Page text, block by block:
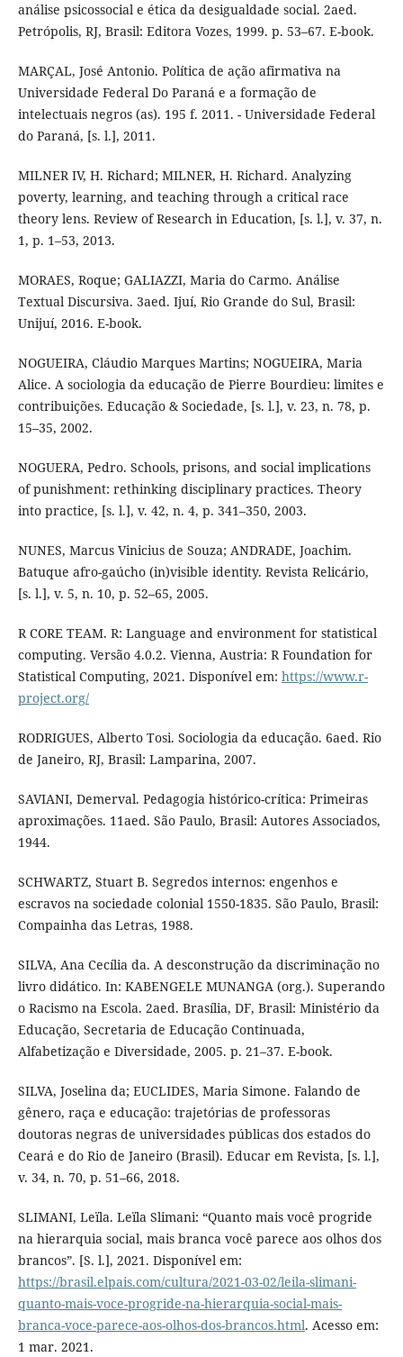
análise psicossocial e ética da desigualdade social. 2aed.
Petrópolis, RJ, Brasil: Editora Vozes, 1999. p. 53–67. E-book.
MARÇAL, José Antonio. Política de ação afirmativa na
Universidade Federal Do Paraná e a formação de
intelectuais negros (as). 195 f. 2011. - Universidade Federal
do Paraná, [s. l.], 2011.
MILNER IV, H. Richard; MILNER, H. Richard. Analyzing
poverty, learning, and teaching through a critical race
theory lens. Review of Research in Education, [s. l.], v. 37, n.
1, p. 1–53, 2013.
MORAES, Roque; GALIAZZI, Maria do Carmo. Análise
Textual Discursiva. 3aed. Ijuí, Rio Grande do Sul, Brasil:
Unijuí, 2016. E-book.
NOGUEIRA, Cláudio Marques Martins; NOGUEIRA, Maria
Alice. A sociologia da educação de Pierre Bourdieu: limites e
contribuições. Educação & Sociedade, [s. l.], v. 23, n. 78, p.
15–35, 2002.
NOGUERA, Pedro. Schools, prisons, and social implications
of punishment: rethinking disciplinary practices. Theory
into practice, [s. l.], v. 42, n. 4, p. 341–350, 2003.
NUNES, Marcus Vinicius de Souza; ANDRADE, Joachim.
Batuque afro-gaúcho (in)visible identity. Revista Relicário,
[s. l.], v. 5, n. 10, p. 52–65, 2005.
R CORE TEAM. R: Language and environment for statistical
computing. Versão 4.0.2. Vienna, Austria: R Foundation for
Statistical Computing, 2021. Disponível em: https://www.r-
project.org/
RODRIGUES, Alberto Tosi. Sociologia da educação. 6aed. Rio
de Janeiro, RJ, Brasil: Lamparina, 2007.
SAVIANI, Demerval. Pedagogia histórico-crítica: Primeiras
aproximações. 11aed. São Paulo, Brasil: Autores Associados,
1944.
SCHWARTZ, Stuart B. Segredos internos: engenhos e
escravos na sociedade colonial 1550-1835. São Paulo, Brasil:
Compainha das Letras, 1988.
SILVA, Ana Cecília da. A desconstrução da discriminação no
livro didático. In: KABENGELE MUNANGA (org.). Superando
o Racismo na Escola. 2aed. Brasília, DF, Brasil: Ministério da
Educação, Secretaria de Educação Continuada,
Alfabetização e Diversidade, 2005. p. 21–37. E-book.
SILVA, Joselina da; EUCLIDES, Maria Simone. Falando de
gênero, raça e educação: trajetórias de professoras
doutoras negras de universidades públicas dos estados do
Ceará e do Rio de Janeiro (Brasil). Educar em Revista, [s. l.],
v. 34, n. 70, p. 51–66, 2018.
SLIMANI, Leïla. Leïla Slimani: “Quanto mais você progride
na hierarquia social, mais branca você parece aos olhos dos
brancos”. [S. l.], 2021. Disponível em:
https://brasil.elpais.com/cultura/2021-03-02/leila-slimani-
quanto-mais-voce-progride-na-hierarquia-social-mais-
branca-voce-parece-aos-olhos-dos-brancos.html. Acesso em:
1 mar. 2021.